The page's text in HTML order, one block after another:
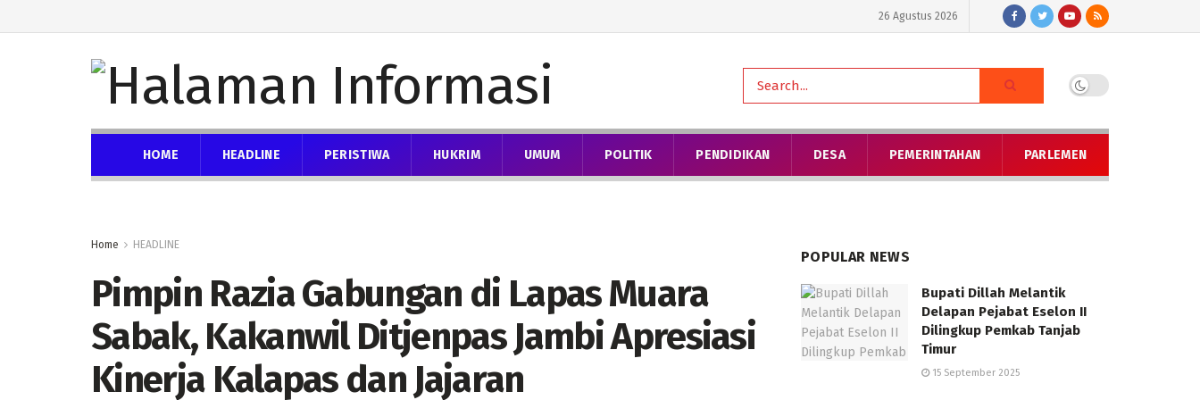
26 Agustus 2026
HOME HEADLINE PERISTIWA HUKRIM UMUM POLITIK PENDIDIKAN DESA PEMERINTAHAN PARLEMEN
Home HEADLINE
Pimpin Razia Gabungan di Lapas Muara
Sabak, Kakanwil Ditjenpas Jambi Apresiasi
Kinerja Kalapas dan Jajaran
POPULAR NEWS
Bupati Dillah Melantik
Delapan Pejabat Eselon II
Dilingkup Pemkab Tanjab
Timur
15 September 2025